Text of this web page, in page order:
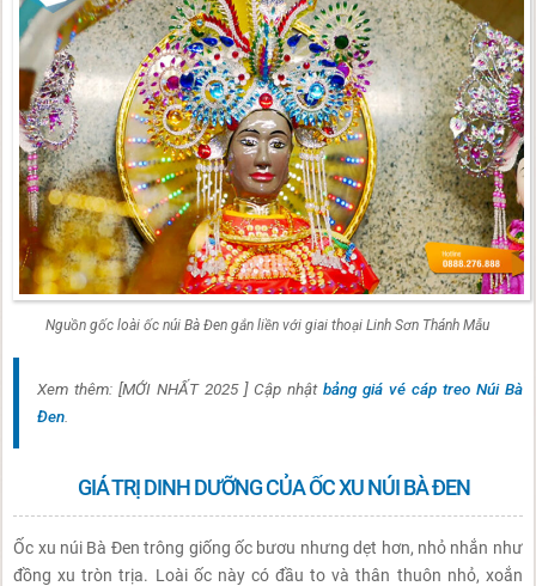
Nguồn gốc loài ốc núi Bà Đen gắn liền với giai thoại Linh Sơn Thánh Mẫu
Xem thêm: [MỚI NHẤT 2025 ] Cập nhật bảng giá vé cáp treo Núi Bà
Đen
GIÁ TRỊ DINH DƯỠNG CỦA ỐC XU NÚI BÀ ĐEN
Ốc xu núi Bà Đen trông giống ốc bươu nhưng dẹt hơn, nhỏ nhắn như
đồng xu tròn trịa. Loài ốc này có đầu to và thân thuôn nhỏ, xoắn